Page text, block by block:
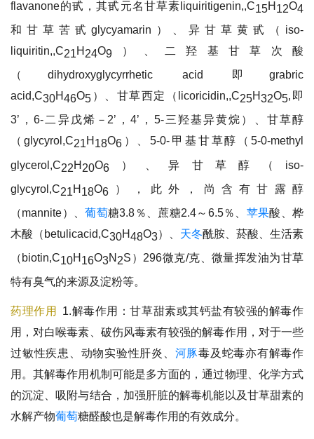
flavanone的甙，其甙元名甘草素liquiritigenin,,C15H 12O4
和甘草苦甙glycyamarin）、异甘草黄甙（iso-
liquiritin,,C21H 24O9 ）、二羟基甘草次酸
（dihydroxyglycyrrhetic acid 即grabric
acid,C30H46O5 ）、甘草西定（licoricidin,,C25H 32O5,即
3’，6-二异戊烯－2’，4’，5-三羟基异黄烷）、甘草醇
（glycyrol,C21H 18O6 ）、5-0-甲基甘草醇（5-0-methyl
glycerol,C22H 20O6 ）、异甘草醇（iso-
glycyrol,C21H 18O6 ），此外，尚含有甘露醇
（mannite）、葡萄糖3.8％、蔗糖2.4～6.5％、 苹果酸、桦
木酸（betulicacid,C30H48O3）、 天冬酰胺、菸酸、生活素
（biotin,C10H 16O3N 2S）296微克/克、微量挥发油为甘草
特有臭气的来源及淀粉等。
药理作用
1.解毒作用：甘草甜素或其钙盐有较强的解毒作
用，对白喉毒素、破伤风毒素有较强的解毒作用，对于一些
过敏性疾患、动物实验性肝炎、 河豚毒及蛇毒亦有解毒作
用。其解毒作用机制可能是多方面的，通过物理、化学方式
的沉淀、吸附与结合，加强肝脏的解毒机能以及甘草甜素的
水解产物葡萄糖醛酸也是解毒作用的有效成分。